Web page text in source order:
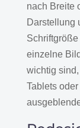
nach Breite
Darstellung
einzelne
wichtig
Tablets